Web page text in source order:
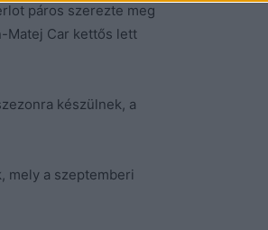
related to security, including
and other user protection.
páros szerezte meg
Matej Car kettős lett
készülnek, a
mely a szeptemberi